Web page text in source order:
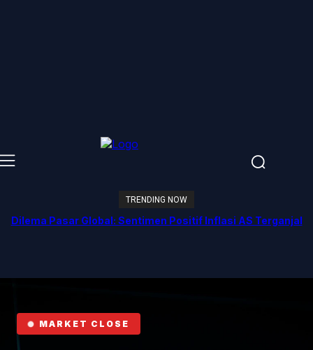
TRENDING NOW
Dilema Pasar Global: Sentimen Positif Inflasi AS Terganjal
MARKET CLOSE